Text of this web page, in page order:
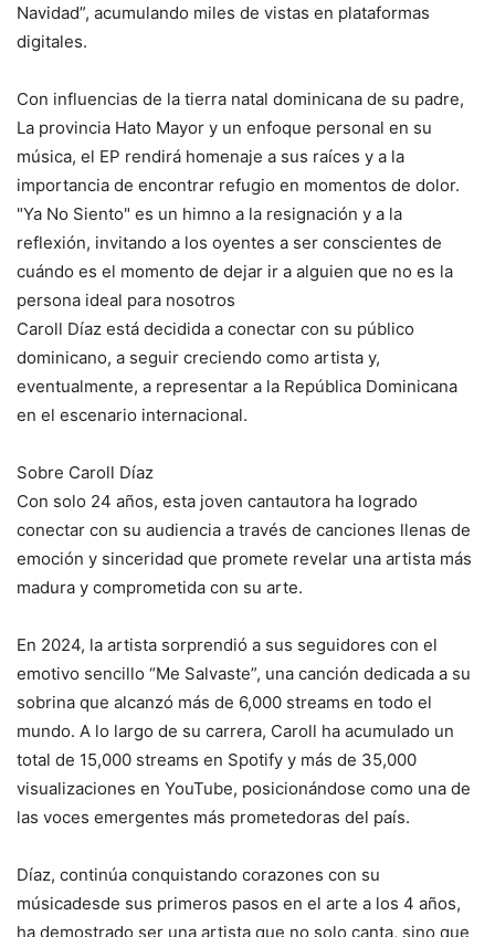
Navidad”, acumulando miles de vistas en plataformas
digitales.
Con influencias de la tierra natal dominicana de su padre,
La provincia Hato Mayor y un enfoque personal en su
música, el EP rendirá homenaje a sus raíces y a la
importancia de encontrar refugio en momentos de dolor.
"Ya No Siento" es un himno a la resignación y a la
reflexión, invitando a los oyentes a ser conscientes de
cuándo es el momento de dejar ir a alguien que no es la
persona ideal para nosotros
Caroll Díaz está decidida a conectar con su público
dominicano, a seguir creciendo como artista y,
eventualmente, a representar a la República Dominicana
en el escenario internacional.
Sobre Caroll Díaz
Con solo 24 años, esta joven cantautora ha logrado
conectar con su audiencia a través de canciones llenas de
emoción y sinceridad que promete revelar una artista más
madura y comprometida con su arte.
En 2024, la artista sorprendió a sus seguidores con el
emotivo sencillo “Me Salvaste”, una canción dedicada a su
sobrina que alcanzó más de 6,000 streams en todo el
mundo. A lo largo de su carrera, Caroll ha acumulado un
total de 15,000 streams en Spotify y más de 35,000
visualizaciones en YouTube, posicionándose como una de
las voces emergentes más prometedoras del país.
Díaz, continúa conquistando corazones con su
músicadesde sus primeros pasos en el arte a los 4 años,
ha demostrado ser una artista que no solo canta, sino que